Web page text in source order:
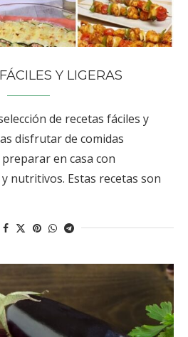
Y LIGERAS
de recetas fáciles y
disfrutar de comidas
en casa con
nutritivos. Estas recetas son